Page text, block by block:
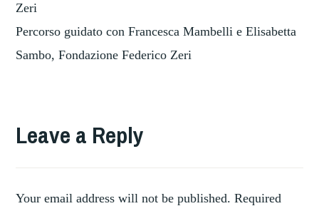
Zeri
Percorso guidato con Francesca Mambelli e Elisabetta
Sambo, Fondazione Federico Zeri
COLLECTION
MARKET
Leave a Reply
Your email address will not be published. Required